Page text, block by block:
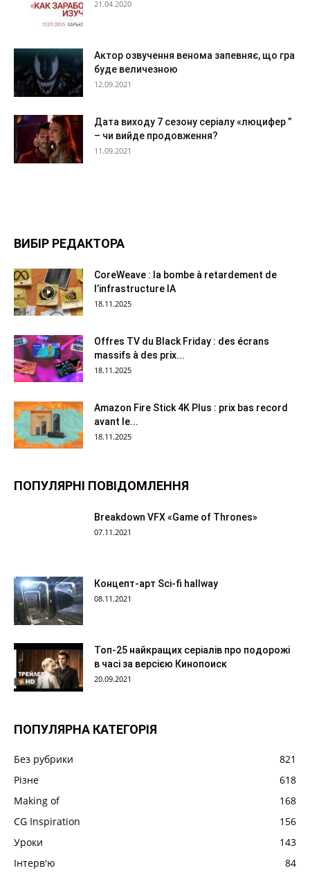
21.04.2020
Актор озвучення венома запевняє, що гра
буде величезною
12.09.2021
Дата виходу 7 сезону серіалу «люцифер ”
– чи вийде продовження?
11.09.2021
ВИБІР РЕДАКТОРА
CoreWeave : la bombe à retardement de
l’infrastructure IA
18.11.2025
Offres TV du Black Friday : des écrans
massifs à des prix...
18.11.2025
Amazon Fire Stick 4K Plus : prix bas record
avant le...
18.11.2025
ПОПУЛЯРНІ ПОВІДОМЛЕННЯ
Breakdown VFX «Game of Thrones»
07.11.2021
Концепт-арт Sci-fi hallway
08.11.2021
Топ-25 найкращих серіалів про подорожі
в часі за версією Кинопоиск
20.09.2021
ПОПУЛЯРНА КАТЕГОРІЯ
Без рубрики
821
Різне
618
Making of
168
CG Inspiration
156
Уроки
143
Інтерв'ю
84